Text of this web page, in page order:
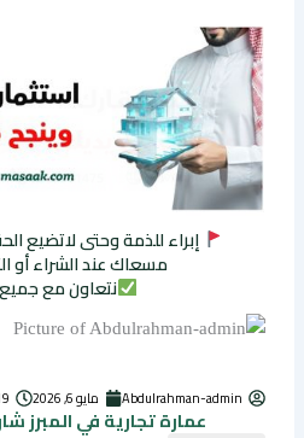
إبراء للذمة وحتى
مسعاك عند الشراء أو
نتعاون مع
Abdulrahman-admin مايو 6, 2026
عمارة تجارية في المبرز